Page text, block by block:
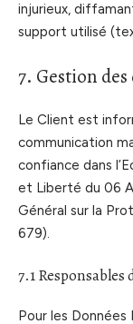
injurieux,
support utilisé
7. Gestion
Le Client est
communication
confiance dans
et Liberté du 06
Général sur la
679).
7.1
Pour les